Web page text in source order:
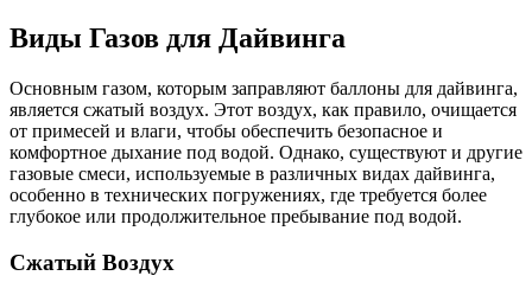
Виды Газов для Дайвинга
Основным газом, которым заправляют баллоны для дайвинга,
является сжатый воздух. Этот воздух, как правило, очищается
от примесей и влаги, чтобы обеспечить безопасное и
комфортное дыхание под водой. Однако, существуют и другие
газовые смеси, используемые в различных видах дайвинга,
особенно в технических погружениях, где требуется более
глубокое или продолжительное пребывание под водой.
Сжатый Воздух